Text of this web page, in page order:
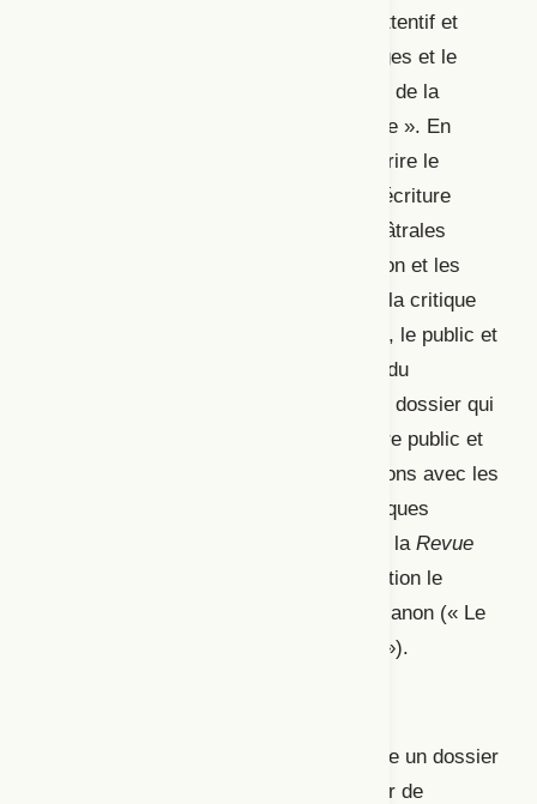
contribuant à la formation d’un public attentif et
critique. La relation entre les dramaturges et le
public est explorée dans le numéro 191 de la
même revue, intitulé « Gestes d’écriture ». En
posant la question « Pourquoi lire et écrire le
théâtre? », le dossier met en relation l’écriture
dramaturgique avec les institutions théâtrales
(telles que les compagnies de production et les
maisons d’édition) et avec l’univers de la critique
artistique. Cette réflexion sur le théâtre, le public et
les institutions est également au cœur du
, avec un dossier qui
porte plus particulièrement sur le théâtre public et
les défis qu’il rencontre dans ses relations avec les
spectateur·trices et les instances politiques
(« Théâtre public : adversités »). Enfin, la Revue
met en relation le
théâtre avec sa propre histoire et son canon (« Le
canon théâtral à l’épreuve de l’histoire »).
présente un dossier
Médiation théâtrale : le pouvoir de